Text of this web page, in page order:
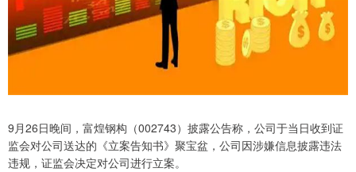
9月26日晚间，富煌钢构（002743）披露公告称，公司于当日收到证
监会对公司送达的《立案告知书》聚宝盆，公司因涉嫌信息披露违法
违规，证监会决定对公司进行立案。